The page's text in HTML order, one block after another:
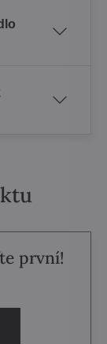
první!